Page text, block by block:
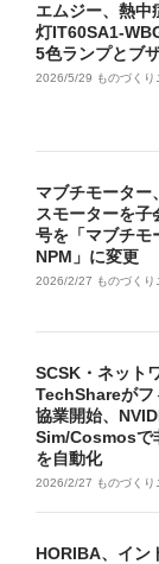
エムジー、熱中
灯IT60SA1-
5色ランプとブ
2026/5/29 ものづくり
マブチモーター
スモーターを子
号を「マブチモ
NPM」に変更
2026/2/27 ものづくり
SCSK・ネット
TechShareがフ
協業開始、
Sim/Cosmosで
を自動化
2026/2/27 ものづくり
HORIBA、イン